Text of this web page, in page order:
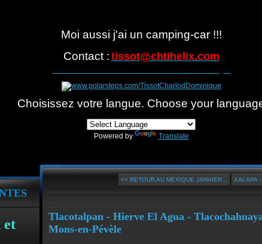
Moi aussi j'ai un camping-car !!!
Contact : tissot@chtihelix.com
Choisissez votre langue. Choose your
Powered by Translate
et
<< RETOUR AU MEXIQUE JANVIER... XALAPA
Tlacotalpan - Hierve El Agua -
Mons-en-Pévèle